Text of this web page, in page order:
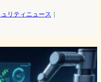
リティニュース ｜